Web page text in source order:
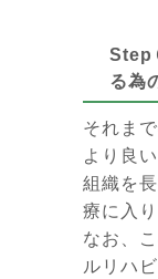
Step
る為
それま
より良
組織を
療に入り
なお、
ルリハ